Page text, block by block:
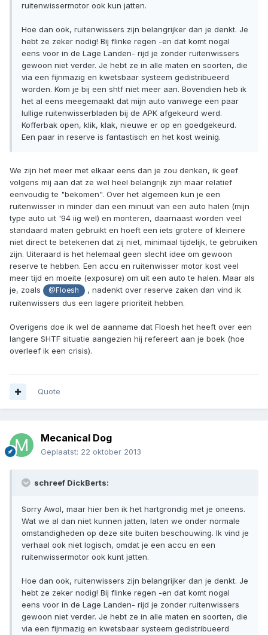
ruitenwissermotor ook kun jatten.
Hoe dan ook, ruitenwissers zijn belangrijker dan je denkt. Je
hebt ze zeker nodig! Bij flinke regen -en dat komt nogal
eens voor in de Lage Landen- rijd je zonder ruitenwissers
gewoon niet verder. Je hebt ze in alle maten en soorten, die
via een fijnmazig en kwetsbaar systeem gedistribueerd
worden. Kom je bij een shtf niet meer aan. Bovendien heb ik
het al eens meegemaakt dat mijn auto vanwege een paar
lullige ruitenwisserbladen bij de APK afgekeurd werd.
Kofferbak open, klik, klak, nieuwe er op en goedgekeurd.
Een paar in reserve is fantastisch en het kost weinig.
We zijn het meer met elkaar eens dan je zou denken, ik geef
volgens mij aan dat ze wel heel belangrijk zijn maar relatief
eenvoudig te "bekomen". Over het algemeen kun je een
ruitenwisser in minder dan een minuut van een auto halen (mijn
type auto uit '94 iig wel) en monteren, daarnaast worden veel
standaard maten gebruikt en hoeft een iets grotere of kleinere
niet direct te betekenen dat zij niet, minimaal tijdelijk, te gebruiken
zijn. Uiteraard is het helemaal geen slecht idee om gewoon
reserve te hebben. Een accu en ruitenwisser motor kost veel
meer tijd en moeite (exposure) om uit een auto te halen. Maar als
je, zoals
@Floesh
, nadenkt over reserve zaken dan vind ik
ruitenwissers dus een lagere prioriteit hebben.
Overigens doe ik wel de aanname dat Floesh het heeft over een
langere SHTF situatie aangezien hij refereert aan je boek (hoe
overleef ik een crisis).
Quote
Mecanical Dog
Geplaatst: 22 oktober 2013
schreef DickBerts:
Sorry Awol, maar hier ben ik het hartgrondig met je oneens.
Wat we al dan niet kunnen jatten, laten we onder normale
omstandigheden op deze site buiten beschouwing. Ik vind je
verhaal ook niet logisch, omdat je een accu en een
ruitenwissermotor ook kunt jatten.
Hoe dan ook, ruitenwissers zijn belangrijker dan je denkt. Je
hebt ze zeker nodig! Bij flinke regen -en dat komt nogal
eens voor in de Lage Landen- rijd je zonder ruitenwissers
gewoon niet verder. Je hebt ze in alle maten en soorten, die
via een fijnmazig en kwetsbaar systeem gedistribueerd